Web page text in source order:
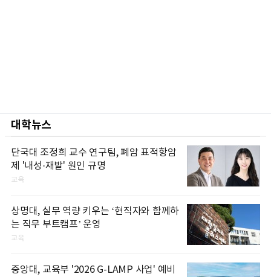
대학뉴스
단국대 조정희 교수 연구팀, 폐암 표적항암
제 '내성·재발' 원인 규명
교육
상명대, 실무 역량 키우는 ‘현직자와 함께하
는 직무 부트캠프’ 운영
교육
중앙대, 교육부 '2026 G-LAMP 사업' 예비